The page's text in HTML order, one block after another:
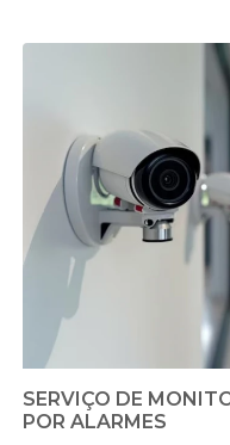
SERVIÇO DE
POR ALARMES